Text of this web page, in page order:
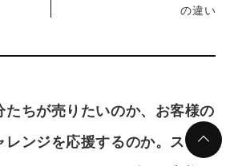
の違い
たちが売りたいのか、お客様の
レンジを応援するのか。スリー